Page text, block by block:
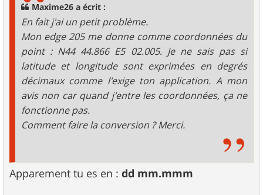
Maxime26 a écrit :
En fait j'ai un petit problème.
Mon edge 205 me donne comme coordonnées du
point : N44 44.866 E5 02.005. Je ne sais pas si
latitude et longitude sont exprimées en degrés
décimaux comme l'exige ton application. A mon
avis non car quand j'entre les coordonnées, ça ne
fonctionne pas.
Comment faire la conversion ? Merci.
Apparement tu es en : dd mm.mmm